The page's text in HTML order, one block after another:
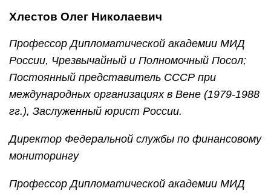
Хлестов Олег Николаевич
Профессор Дипломатической академии МИД
России, Чрезвычайный и Полномочный Посол;
Постоянный представитель СССР при
международных организациях в Вене (1979-1988
гг.), Заслуженный юрист России.
Директор Федеральной службы по финансовому
мониторингу
Профессор Дипломатической академии МИД